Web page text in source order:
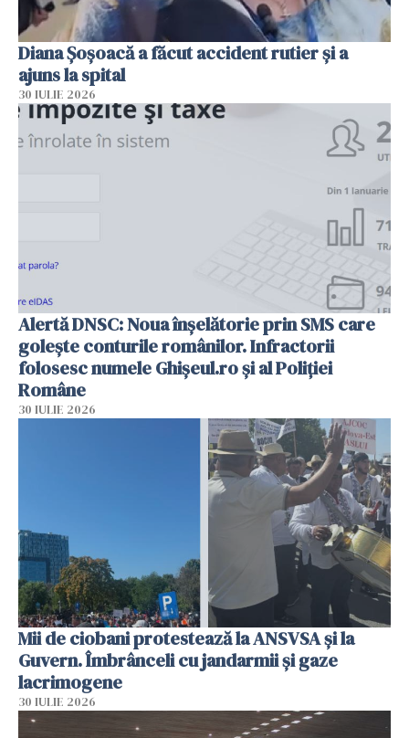
Diana Șoșoacă a făcut accident rutier și a
ajuns la spital
30 IULIE 2026
Alertă DNSC: Noua înșelătorie prin SMS care
golește conturile românilor. Infractorii
folosesc numele Ghișeul.ro și al Poliției
Române
30 IULIE 2026
Mii de ciobani protestează la ANSVSA și la
Guvern. Îmbrânceli cu jandarmii și gaze
lacrimogene
30 IULIE 2026